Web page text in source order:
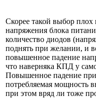
Скорее такой выбор плох
напряжения блока
количество диодов
поднять при желании, и
повышенное падение
что наверняка КПД у
Повышенное падение при
потребляемая мощность
при этом вряд ли тоже